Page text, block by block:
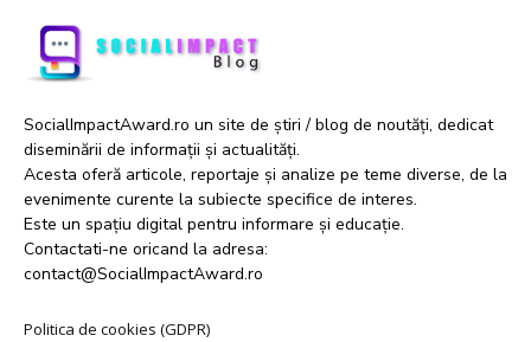
SocialImpactAward.ro un site de știri / blog de noutăți, dedicat
diseminării de informații și actualități.
Acesta oferă articole, reportaje și analize pe teme diverse, de la
evenimente curente la subiecte specifice de interes.
Este un spațiu digital pentru informare și educație.
Contactati-ne oricand la adresa:
contact@SocialImpactAward.ro
Politica de cookies (GDPR)